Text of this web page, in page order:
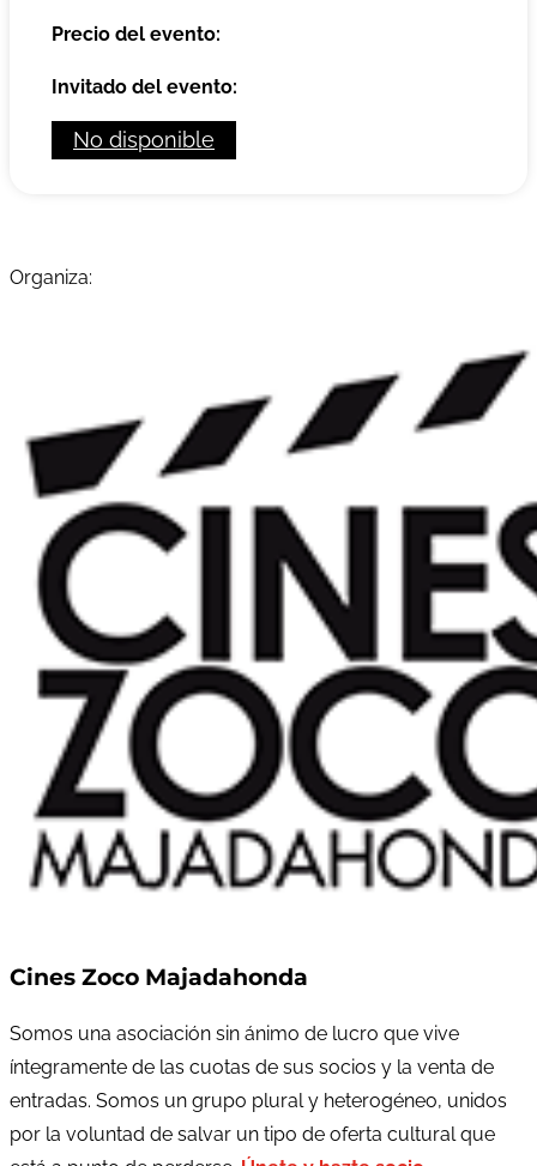
Precio del evento:
Invitado del evento:
No disponible
Organiza:
Cines Zoco Majadahonda
Somos una asociación sin ánimo de lucro que vive
íntegramente de las cuotas de sus socios y la venta de
entradas. Somos un grupo plural y heterogéneo, unidos
por la voluntad de salvar un tipo de oferta cultural que